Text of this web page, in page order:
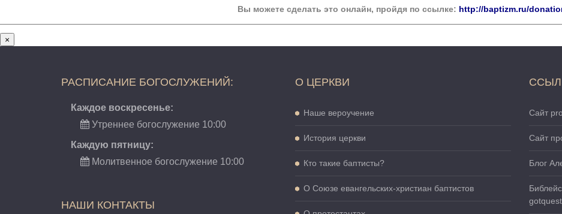
Вы можете сделать это онлайн, пройдя по ссылке: http://baptizm.ru/
×
РАСПИСАНИЕ БОГОСЛУЖЕНИЙ:
Каждое воскресенье:
Утреннее богослужение 10:00
Каждую пятницу:
Молитвенное богослужение 10:00
НАШИ КОНТАКТЫ
О ЦЕРКВИ
Наше вероучение
История церкви
Кто такие баптисты?
О Cоюзе евангельских-христиан баптистов
Сайт
Сайт
Блог